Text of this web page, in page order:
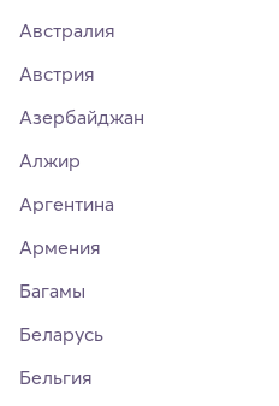
Австралия
Австрия
Азербайджан
Алжир
Аргентина
Армения
Багамы
Беларусь
Бельгия